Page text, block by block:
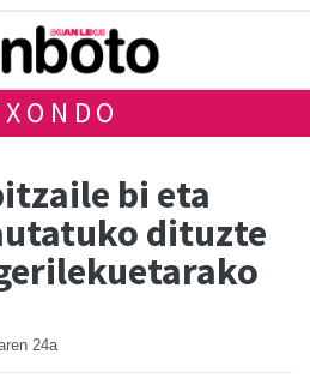
bi eta
dituzte
24a